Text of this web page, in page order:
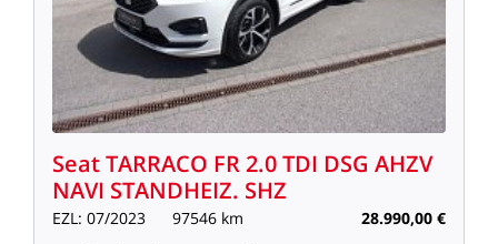
SeatTARRACO FR2.0TDI DSG AHZV
NAVI STANDHEIZ. SHZ
EZL: 07/2023 97546 km 28.990,00 €